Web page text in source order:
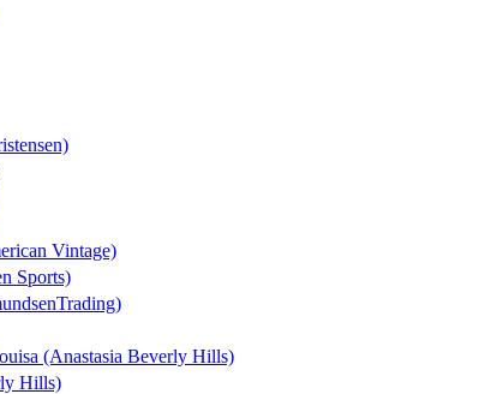
Vintage)
Sports)
(Anastasia Beverly Hills)
Hills)